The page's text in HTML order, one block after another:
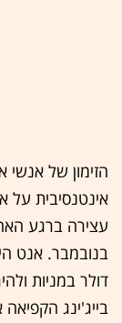
הזימון של
אינטנסיבית
עצירה ברגע
דולר במניות
בייג'ינג